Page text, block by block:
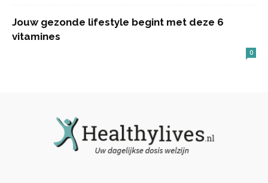
Jouw gezonde lifestyle begint met deze 6
vitamines
0